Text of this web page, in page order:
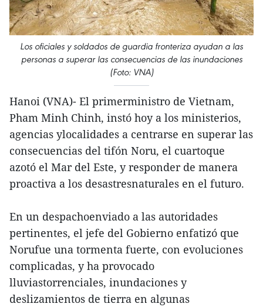
Los oficiales y soldados de guardia fronteriza ayudan a las
personas a superar las consecuencias de las inundaciones
(Foto: VNA)
Hanoi (VNA)- El primerministro de Vietnam,
Pham Minh Chinh, instó hoy a los ministerios,
agencias ylocalidades a centrarse en superar las
consecuencias del tifón Noru, el cuartoque
azotó el Mar del Este, y responder de manera
proactiva a los desastresnaturales en el futuro.
En un despachoenviado a las autoridades
pertinentes, el jefe del Gobierno enfatizó que
Norufue una tormenta fuerte, con evoluciones
complicadas, y ha provocado
lluviastorrenciales, inundaciones y
deslizamientos de tierra en algunas